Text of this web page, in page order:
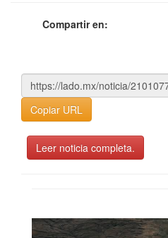
Compartir en:
Copiar URL
Leer noticia completa.